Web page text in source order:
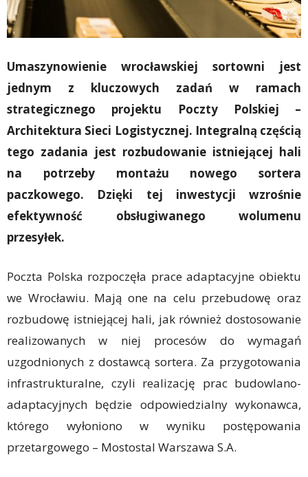
Umaszynowienie wrocławskiej sortowni jest
jednym z kluczowych zadań w ramach
strategicznego projektu Poczty Polskiej –
Architektura Sieci Logistycznej. Integralną częścią
tego zadania jest rozbudowanie istniejącej hali
na potrzeby montażu nowego sortera
paczkowego. Dzięki tej inwestycji wzrośnie
efektywność obsługiwanego wolumenu
przesyłek.
Poczta Polska rozpoczęła prace adaptacyjne obiektu
we Wrocławiu. Mają one na celu przebudowę oraz
rozbudowę istniejącej hali, jak również dostosowanie
realizowanych w niej procesów do wymagań
uzgodnionych z dostawcą sortera. Za przygotowania
infrastrukturalne, czyli realizację prac budowlano-
adaptacyjnych będzie odpowiedzialny wykonawca,
którego wyłoniono w wyniku postępowania
przetargowego – Mostostal Warszawa S.A.